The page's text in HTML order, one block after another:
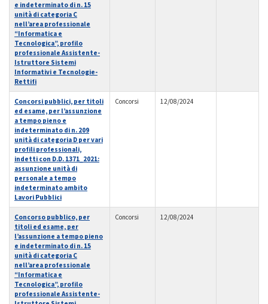
e indeterminato di n. 15
unità di categoria C
nell’area professionale
“Informatica e
Tecnologica”, profilo
professionale Assistente-
Istruttore Sistemi
Informativi e Tecnologie-
Rettifi
Concorsi pubblici, per titoli
ed esame, per l’assunzione
a tempo pieno e
indeterminato di n. 209
unità di categoria D per vari
profili professionali,
indetti con D.D. 1371_2021:
assunzione unità di
personale a tempo
indeterminato ambito
Lavori Pubblici
Concorsi 12/08/2024
Concorso pubblico, per
titoli ed esame, per
l’assunzione a tempo pieno
e indeterminato di n. 15
unità di categoria C
nell’area professionale
“Informatica e
Tecnologica”, profilo
professionale Assistente-
Concorsi 12/08/2024